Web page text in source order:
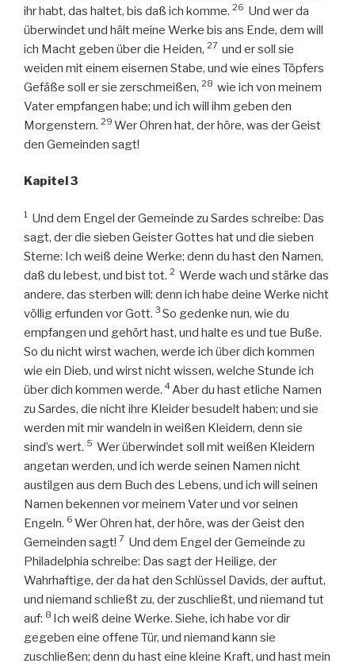
ihr habt, das haltet, bis daß ich komme. 26 Und wer da
überwindet und hält meine Werke bis ans Ende, dem will
ich Macht geben über die Heiden, 27 und er soll sie
weiden mit einem eisernen Stabe, und wie eines Töpfers
Gefäße soll er sie zerschmeißen, 28 wie ich von meinem
Vater empfangen habe; und ich will ihm geben den
Morgenstern. 29 Wer Ohren hat, der höre, was der Geist
den Gemeinden sagt!
Kapitel 3
1 Und dem Engel der Gemeinde zu Sardes schreibe: Das
sagt, der die sieben Geister Gottes hat und die sieben
Sterne: Ich weiß deine Werke; denn du hast den Namen,
daß du lebest, und bist tot. 2 Werde wach und stärke das
andere, das sterben will; denn ich habe deine Werke nicht
völlig erfunden vor Gott. 3 So gedenke nun, wie du
empfangen und gehört hast, und halte es und tue Buße.
So du nicht wirst wachen, werde ich über dich kommen
wie ein Dieb, und wirst nicht wissen, welche Stunde ich
über dich kommen werde. 4 Aber du hast etliche Namen
zu Sardes, die nicht ihre Kleider besudelt haben; und sie
werden mit mir wandeln in weißen Kleidern, denn sie
sind’s wert. 5 Wer überwindet soll mit weißen Kleidern
angetan werden, und ich werde seinen Namen nicht
austilgen aus dem Buch des Lebens, und ich will seinen
Namen bekennen vor meinem Vater und vor seinen
Engeln. 6 Wer Ohren hat, der höre, was der Geist den
Gemeinden sagt! 7 Und dem Engel der Gemeinde zu
Philadelphia schreibe: Das sagt der Heilige, der
Wahrhaftige, der da hat den Schlüssel Davids, der auftut,
und niemand schließt zu, der zuschließt, und niemand tut
auf: 8 Ich weiß deine Werke. Siehe, ich habe vor dir
gegeben eine offene Tür, und niemand kann sie
zuschließen; denn du hast eine kleine Kraft, und hast mein